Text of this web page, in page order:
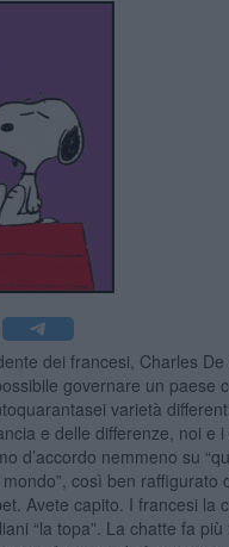
dei francesi, Charles De
governare un paese
varietà
e delle differenze, noi e i
d’accordo nemmeno su
mondo”, così ben raffigurato
Avete capito. I francesi la
“la topa”. La chatte fa